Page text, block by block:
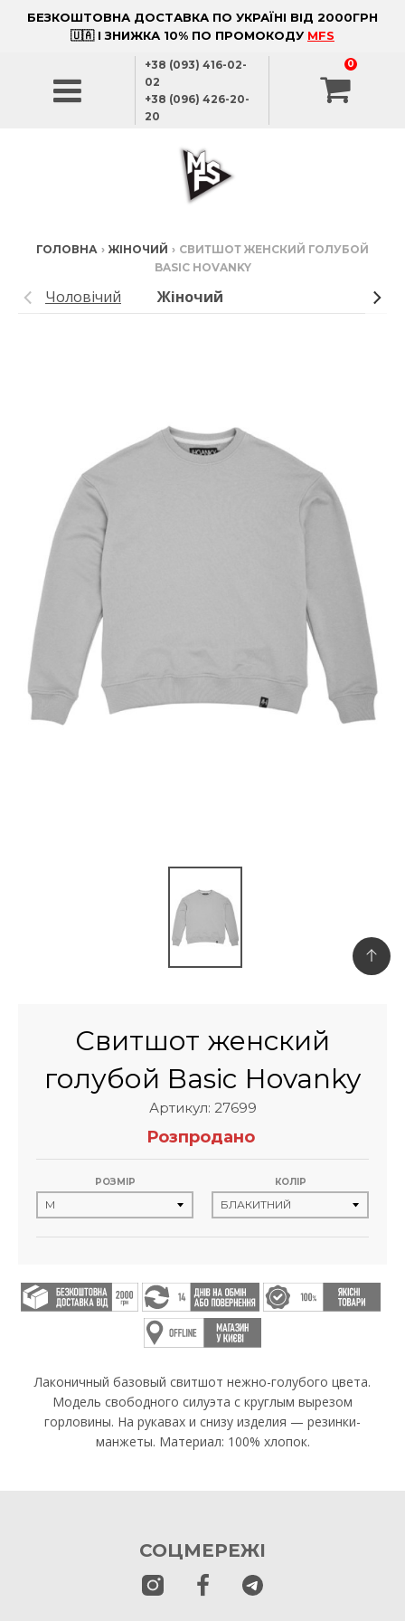
БЕЗКОШТОВНА ДОСТАВКА ПО УКРАЇНІ ВІД 2000ГРН
🇺🇦 І ЗНИЖКА 10% ПО ПРОМОКОДУ MFS
+38 (093) 416-02-
02
+38 (096) 426-20-
20
0
ГОЛОВНА › ЖІНОЧИЙ › СВИТШОТ ЖЕНСКИЙ ГОЛУБОЙ
BASIC HOVANKY
Чоловічий Жіночий
Свитшот женский
голубой Basic Hovanky
Артикул: 27699
Розпродано
РОЗМІР КОЛІР
Лаконичный базовый свитшот нежно-голубого цвета.
Модель свободного силуэта с круглым вырезом
горловины. На рукавах и снизу изделия — резинки-
манжеты. Материал: 100% хлопок.
СОЦМЕРЕЖІ